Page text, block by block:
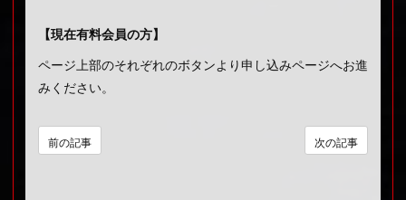
【現在有料会員の方】
ページ上部のそれぞれのボタンより申し込みページへお進
みください。
次の記事
前の記事